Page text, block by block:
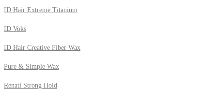
ID Hair Extreme Titanium
ID Voks
ID Hair Creative Fiber Wax
Pure & Simple Wax
Renati Strong Hold